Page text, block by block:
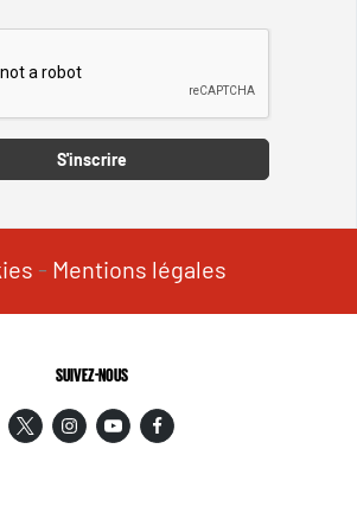
S'inscrire
- Mentions légales
SUIVEZ-NOUS